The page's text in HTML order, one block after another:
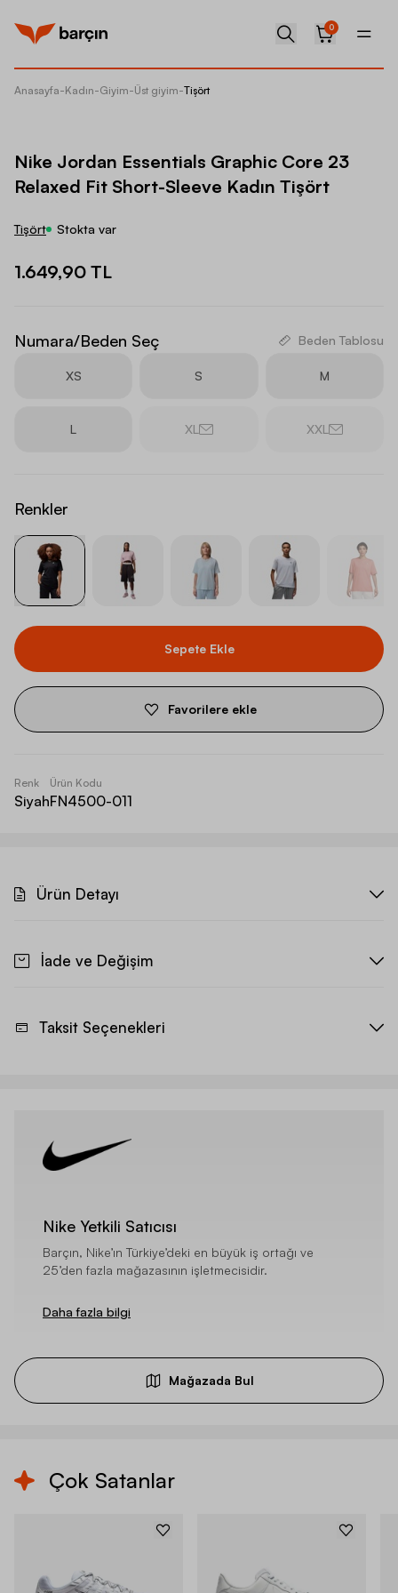
0
Anasayfa-Kadın-Giyim-Üst giyim-Tişört
Nike Jordan Essentials Graphic Core 23
Relaxed Fit Short-Sleeve Kadın Tişört
Tişört Stokta var
1.649,90 TL
Numara/Beden Seç Beden Tablosu
XS S M
L XL XXL
Renkler
Sepete Ekle
Favorilere ekle
Renk
Siyah
Ürün Kodu
FN4500-011
Ürün Detayı
İade ve Değişim
Taksit Seçenekleri
Nike Yetkili Satıcısı
Barçın, Nike’ın Türkiye’deki en büyük iş ortağı ve
25’den fazla mağazasının işletmecisidir.
Daha fazla bilgi
Mağazada Bul
Çok Satanlar